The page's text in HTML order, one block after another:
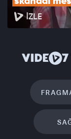
İZLE